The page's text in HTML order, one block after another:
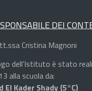
DEI
Cristina Magnoni
dell’Istituto è stato
alla scuola da:
El Kader Shady (5°C)